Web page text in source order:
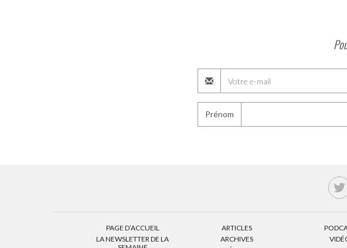
Prénom
PAGE D’ACCUEIL
LA NEWSLETTER DE LA
ARTICLES
ARCHIVES